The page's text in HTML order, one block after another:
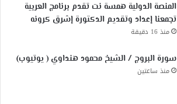
المنصة الدولية همسة نت تقدم برنامج العربية
تجمعنا إعداد وتقديم الدكتورة إشرق كرونه
منذ 16 دقيقة
سورة البروج / الشيخ محمود هنداوي ( يوتيوب)
منذ ساعتين